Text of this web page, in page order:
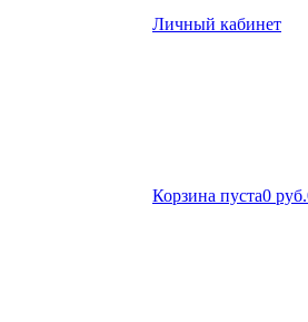
Личный кабинет
Корзина пуста0 руб.